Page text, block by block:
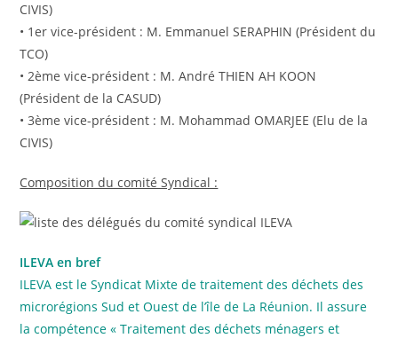
CIVIS)
• 1er vice-président : M. Emmanuel SERAPHIN (Président du
TCO)
• 2ème vice-président : M. André THIEN AH KOON
(Président de la CASUD)
• 3ème vice-président : M. Mohammad OMARJEE (Elu de la
CIVIS)
Composition du comité Syndical :
ILEVA en bref
ILEVA est le Syndicat Mixte de traitement des déchets des
microrégions Sud et Ouest de l’île de La Réunion. Il assure
la compétence « Traitement des déchets ménagers et